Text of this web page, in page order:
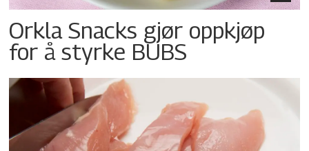
Orkla Snacks gjør oppkjøp
for å styrke BUBS